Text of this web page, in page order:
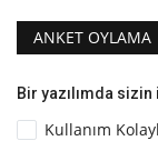
ANKET OYLAMA
Bir yazılımda
Kullanım